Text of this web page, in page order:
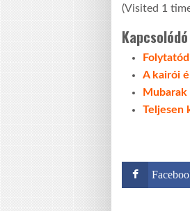
(Visited 1
A kairói
Mubarak
Teljesen